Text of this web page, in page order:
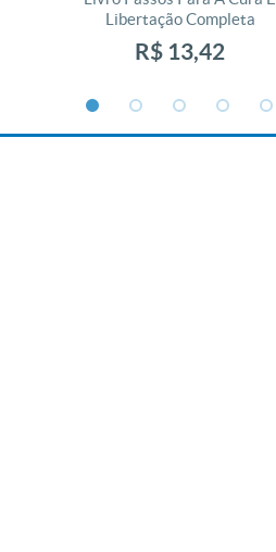
Libertação Completa
R$ 13,42